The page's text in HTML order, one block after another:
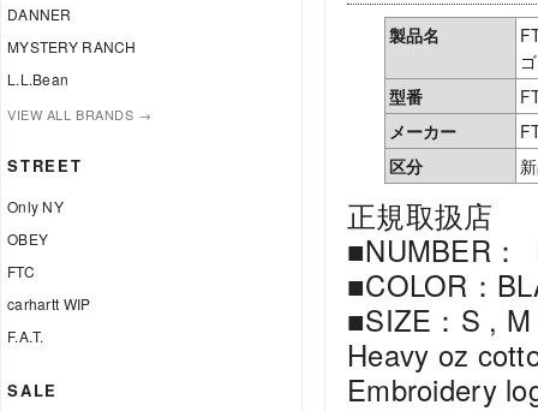
DANNER
MYSTERY RANCH
L.L.Bean
VIEW ALL BRANDS →
STREET
Only NY
OBEY
FTC
carhartt WIP
F.A.T.
SALE
製品名
型番
メーカー
区分
正規取扱店
■NUMBER：
■COLOR：
■SIZE：S ,
Heavy oz
Embroidery